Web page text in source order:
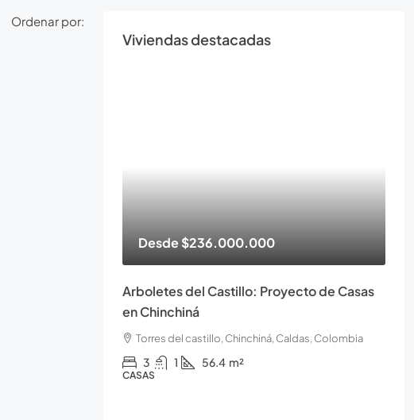
Ordenar por:
Viviendas destacadas
Desde$236.000.000
Arboletes del Castillo: Proyecto de Casas
en Chinchiná
Torres del castillo, Chinchiná, Caldas, Colombia
3 1 56.4 m²
CASAS